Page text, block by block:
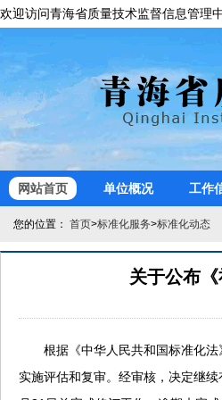
欢迎访问青海省质量技术监督信息管理
网站首页 单位概况 工作
您的位置： 首页>标准化服务>标准化动态
关于公布
根据《中华人民共和国标准化
实施评估和复审。经审核，决定继